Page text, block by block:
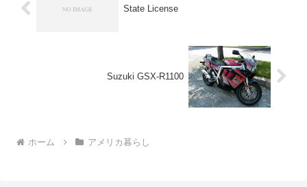
State License
Suzuki GSX-R1100
ホーム アメリカ暮らし